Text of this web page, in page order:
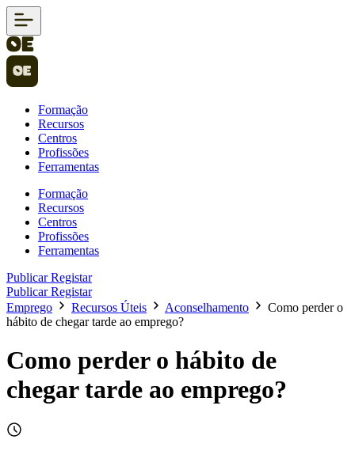
Formação
Recursos
Centros
Profissões
Ferramentas
Formação
Recursos
Centros
Profissões
Ferramentas
PublicarRegistar
PublicarRegistar
Emprego
Recursos Úteis Aconselhamento
Como perder o
hábito de chegar tarde ao emprego?
Como perder o hábito de
chegar tarde ao emprego?